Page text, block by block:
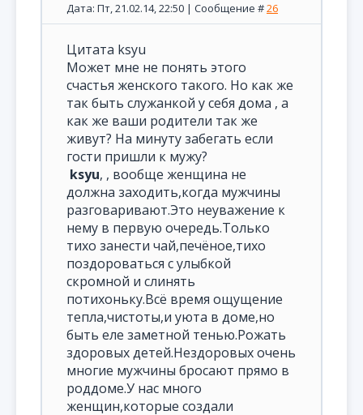
Дата: Пт, 21.02.14, 22:50 | Сообщение #26
Цитата ksyu
Может мне не понять этого
счастья женского такого. Но как же
так быть служанкой у себя дома , а
как же ваши родители так же
живут? На минуту забегать если
гости пришли к мужу?
ksyu, , вообще женщина не
должна заходить,когда мужчины
разговаривают.Это неуважение к
нему в первую очередь.Только
тихо занести чай,печёное,тихо
поздороваться с улыбкой
скромной и слинять
потихоньку.Всё время ощущение
тепла,чистоты,и уюта в доме,но
быть еле заметной тенью.Рожать
здоровых детей.Нездоровых очень
многие мужчины бросают прямо в
роддоме.У нас много
женщин,которые создали